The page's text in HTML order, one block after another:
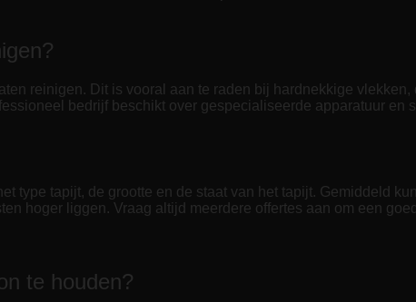
reinigen. Dit is vooral aan te raden bij hardnekkige
bedrijf beschikt over gespecialiseerde apparatuur
type tapijt, de grootte en de staat van het tapijt. Gemiddeld
hoger liggen. Vraag altijd meerdere offertes aan om een
te houden?